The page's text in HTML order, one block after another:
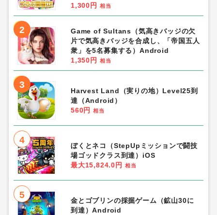
1,300円
相当
2
Game of Sultans（気高きバッジの欠
片で気高きバッジを合成し、「帝国五人
衆」を5名募集する）Android
1,350円
相当
3
Harvest Land（実りの地）Level25到
達（Android）
560円
相当
4
ぼくとネコ（StepUpミッションで闘技
場ゴッドクラス到達）iOS
最大15,824.0円
相当
5
金とゴブリンの採掘ゲーム（鉱山30に
到達）Android